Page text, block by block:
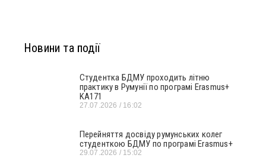
Новини та події
Студентка БДМУ проходить літню
практику в Румунії по програмі Erasmus+
KA171
27.07.2026 16:02
Перейняття досвіду румунських колег
студенткою БДМУ по програмі Erasmus+
29.07.2026 15:02